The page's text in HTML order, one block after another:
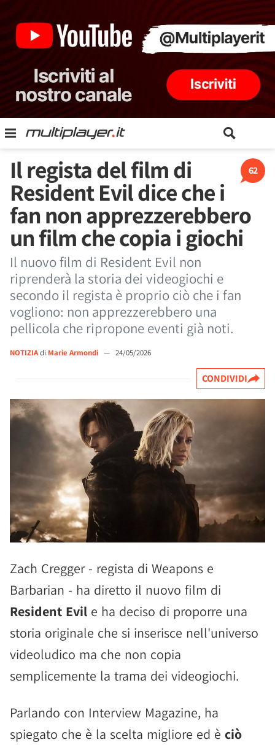
62
Il regista del film di
Resident Evil dice che i
fan non apprezzerebbero
un film che copia i giochi
Il nuovo film di Resident Evil non
riprenderà la storia dei videogiochi e
secondo il regista è proprio ciò che i fan
vogliono: non apprezzerebbero una
pellicola che ripropone eventi già noti.
NOTIZIAdi Marie Armondi — 24/05/2026
CONDIVIDI
Zach Cregger - regista di Weapons e
Barbarian - ha diretto il nuovo film di
Resident Evil e ha deciso di proporre una
storia originale che si inserisce nell'universo
videoludico ma che non copia
semplicemente la trama dei videogiochi.
Parlando con Interview Magazine, ha
spiegato che è la scelta migliore ed è ciò